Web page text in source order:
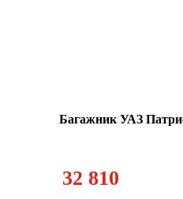
Багажник УАЗ
32 810